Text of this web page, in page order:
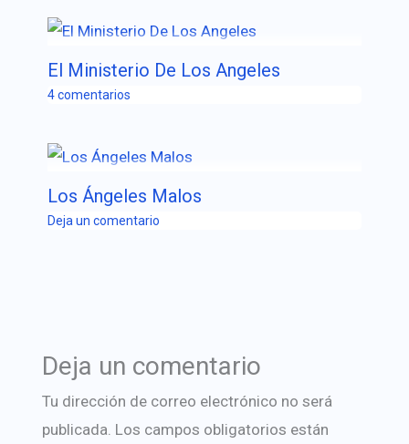
El Ministerio De Los Angeles
4 comentarios
Los Ángeles Malos
Deja un comentario
Deja un comentario
Tu dirección de correo electrónico no será
publicada. Los campos obligatorios están